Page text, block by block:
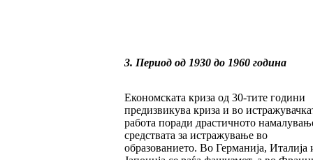
3. Период од 1930 до 1960 година
Економската криза од 30-тите години
предизвикува криза и во
работа поради драстичното
средствата за истражување во
образованието. Во Германија, Италија